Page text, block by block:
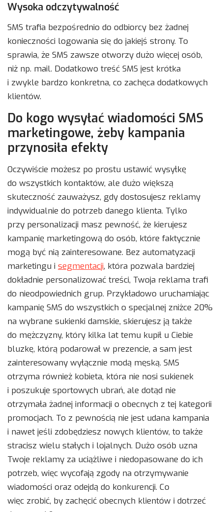
Wysoka odczytywalność
SMS trafia bezpośrednio do odbiorcy bez żadnej
konieczności logowania się do jakiejś strony. To
sprawia, że SMS zawsze otworzy dużo więcej osób,
niż np. mail. Dodatkowo treść SMS jest krótka
i zwykle bardzo konkretna, co zachęca dodatkowych
klientów.
Do kogo wysyłać wiadomości SMS
marketingowe, żeby kampania
przynosiła efekty
Oczywiście możesz po prostu ustawić wysyłkę
do wszystkich kontaktów, ale dużo większą
skuteczność zauważysz, gdy dostosujesz reklamy
indywidualnie do potrzeb danego klienta. Tylko
przy personalizacji masz pewność, że kierujesz
kampanię marketingową do osób, które faktycznie
mogą być nią zainteresowane. Bez automatyzacji
marketingu i segmentacji, która pozwala bardziej
dokładnie personalizować treści, Twoja reklama trafi
do nieodpowiednich grup. Przykładowo uruchamiając
kampanię SMS do wszystkich o specjalnej zniżce 20%
na wybrane sukienki damskie, skierujesz ją także
do mężczyzny, który kilka lat temu kupił u Ciebie
bluzkę, którą podarował w prezencie, a sam jest
zainteresowany wyłącznie modą męską. SMS
otrzyma również kobieta, która nie nosi sukienek
i poszukuje sportowych ubrań, ale dotąd nie
otrzymała żadnej informacji o obecnych z tej kategorii
promocjach. To z pewnością nie jest udana kampania
i nawet jeśli zdobędziesz nowych klientów, to także
stracisz wielu stałych i lojalnych. Dużo osób uzna
Twoje reklamy za uciążliwe i niedopasowane do ich
potrzeb, więc wycofają zgody na otrzymywanie
wiadomości oraz odejdą do konkurencji. Co
więc zrobić, by zachęcić obecnych klientów i dotrzeć